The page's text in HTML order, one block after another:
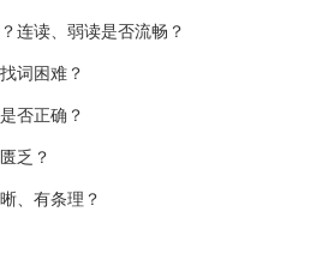
连读、弱读是否流畅？
词困难？
否正确？
乏？
、有条理？